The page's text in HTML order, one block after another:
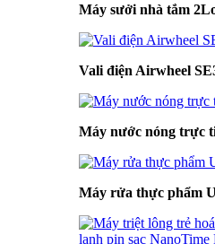
Máy sưởi nhà tắm
Vali điện Airwheel
Máy nước nóng trực
Máy rửa thực phẩm